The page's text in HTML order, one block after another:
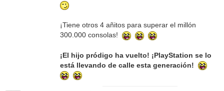
¡Tiene otros 4 añitos para superar el millón
300.000 consolas!
¡El hijo pródigo ha vuelto! ¡PlayStation se lo
está llevando de calle esta generación!